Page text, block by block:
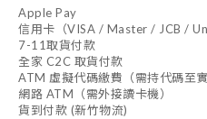
Apple Pay
信用卡（VISA / Master / JCB /
7-11取貨付款
全家 C2C 取貨付款
ATM 虛擬代碼繳費（需持代碼至
網路 ATM（需外接讀卡機）
貨到付款 (新竹物流)